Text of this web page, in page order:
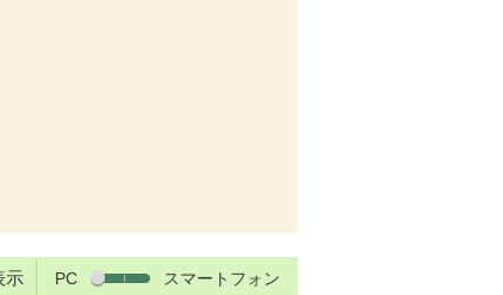
示 PC スマートフォン